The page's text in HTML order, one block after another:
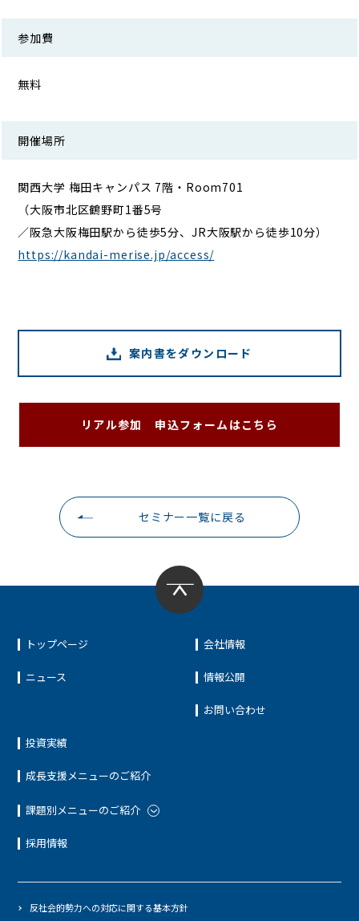
参加費
無料
開催場所
関西大学 梅田キャンパス 7階・Room701
（大阪市北区鶴野町1番5号
／阪急大阪梅田駅から徒歩5分、JR大阪駅から徒歩10分）
https://kandai-merise.jp/access/
案内書をダウンロード
リアル参加 申込フォームはこちら
セミナー一覧に戻る
トップページ
ニュース
投資実績
成長支援メニューのご紹介
課題別メニューのご紹介
採用情報
会社情報
情報公開
お問い合わせ
反社会的勢力への対応に関する基本方針